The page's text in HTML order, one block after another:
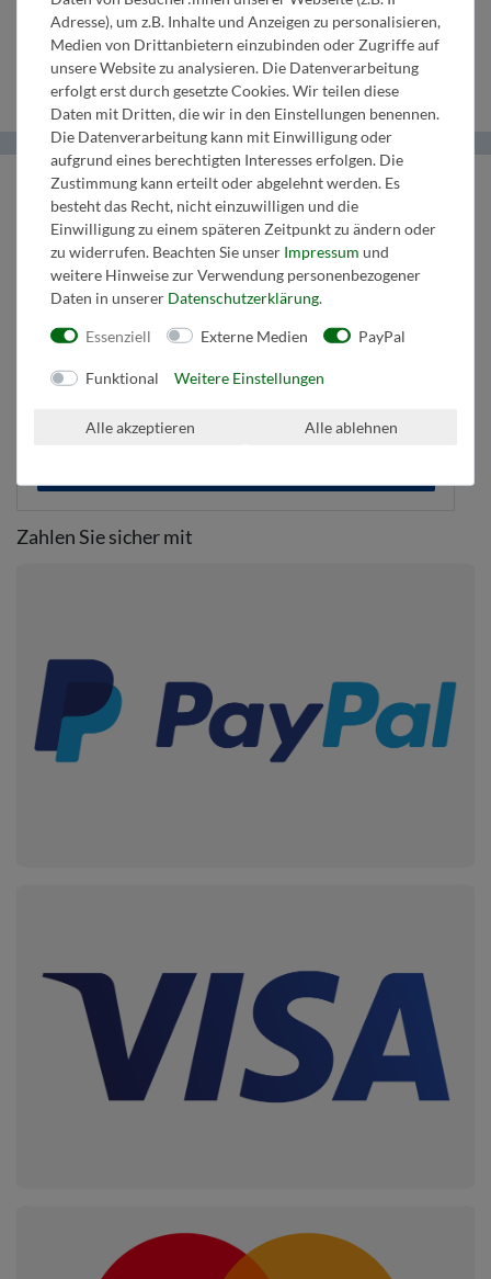
Klarinette F/Es Tenorhorn Schlagzeug
Helma Musikverlag
Wir bringen Musik ins Leben.
+43 664 1947 8 32
Mail:music@helmamusic.com
Kaufvertrag widerrufen
ohne Angabe von Gründen möglich. Bestätigung folgt per E-Mail.
Zahlen Sie sicher mit
Adresse), um z.B. Inhalte und Anzeigen zu personalisieren,
Medien von Drittanbietern einzubinden oder Zugriffe auf
unsere Website zu analysieren. Die Datenverarbeitung
erfolgt erst durch gesetzte Cookies. Wir teilen diese
Daten mit Dritten, die wir in den Einstellungen benennen.
Die Datenverarbeitung kann mit Einwilligung oder
aufgrund eines berechtigten Interesses erfolgen. Die
Zustimmung kann erteilt oder abgelehnt werden. Es
besteht das Recht, nicht einzuwilligen und die
Einwilligung zu einem späteren Zeitpunkt zu ändern oder
zu widerrufen. Beachten Sie unser Impressum und
weitere Hinweise zur Verwendung personenbezogener
Daten in unserer Daten­schutz­erklärung
Essenziell Externe Medien PayPal
Funktional Weitere Einstellungen
Alle akzeptieren Alle ablehnen